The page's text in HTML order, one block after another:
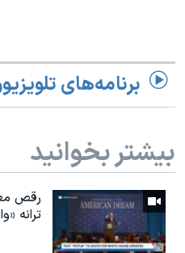
برنامه‌های
بیشتر بخوانید
رقص
ترانه